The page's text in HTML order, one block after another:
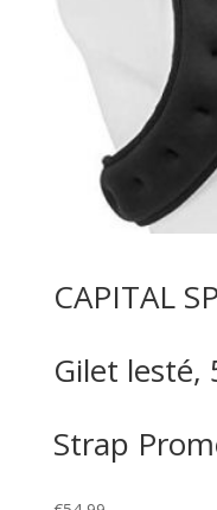
CAPITAL
Gilet lesté,
Strap